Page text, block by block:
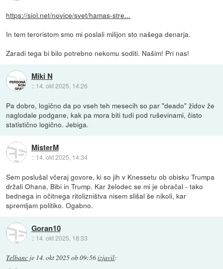
https://siol.net/novice/svet/hamas-stre...
In tem teroristom smo mi poslali milijon sto našega denarja.
Zaradi tega bi bilo potrebno nekomu soditi. Našim! Pri nas!
Miki N
:: 14. okt 2025, 14:26
Pa dobro, logično da po vseh teh mesecih so par "deado" židov že
naglodale podgane, kak pa mora biti tudi pod ruševinami, čisto
statistično logično. Jebiga.
MisterM
:: 14. okt 2025, 14:34
Sem poslušal včeraj govore, ki so jih v Knessetu ob obisku Trumpa
držali Ohana, Bibi in Trump. Kar želodec se mi je obračal - tako
bednega in očitnega ritolizništva nisem slišal še nikoli, kar
spremljam politiko. Ogabno.
Goran10
:: 14. okt 2025, 18:33
Telbanc je 14. okt 2025 ob 09:56izjavil: